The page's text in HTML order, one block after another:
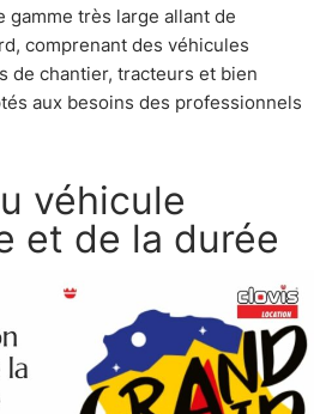
gamme très large allant de
comprenant des véhicules
de chantier, tracteurs et bien
aux besoins des professionnels
véhicule
et de la durée